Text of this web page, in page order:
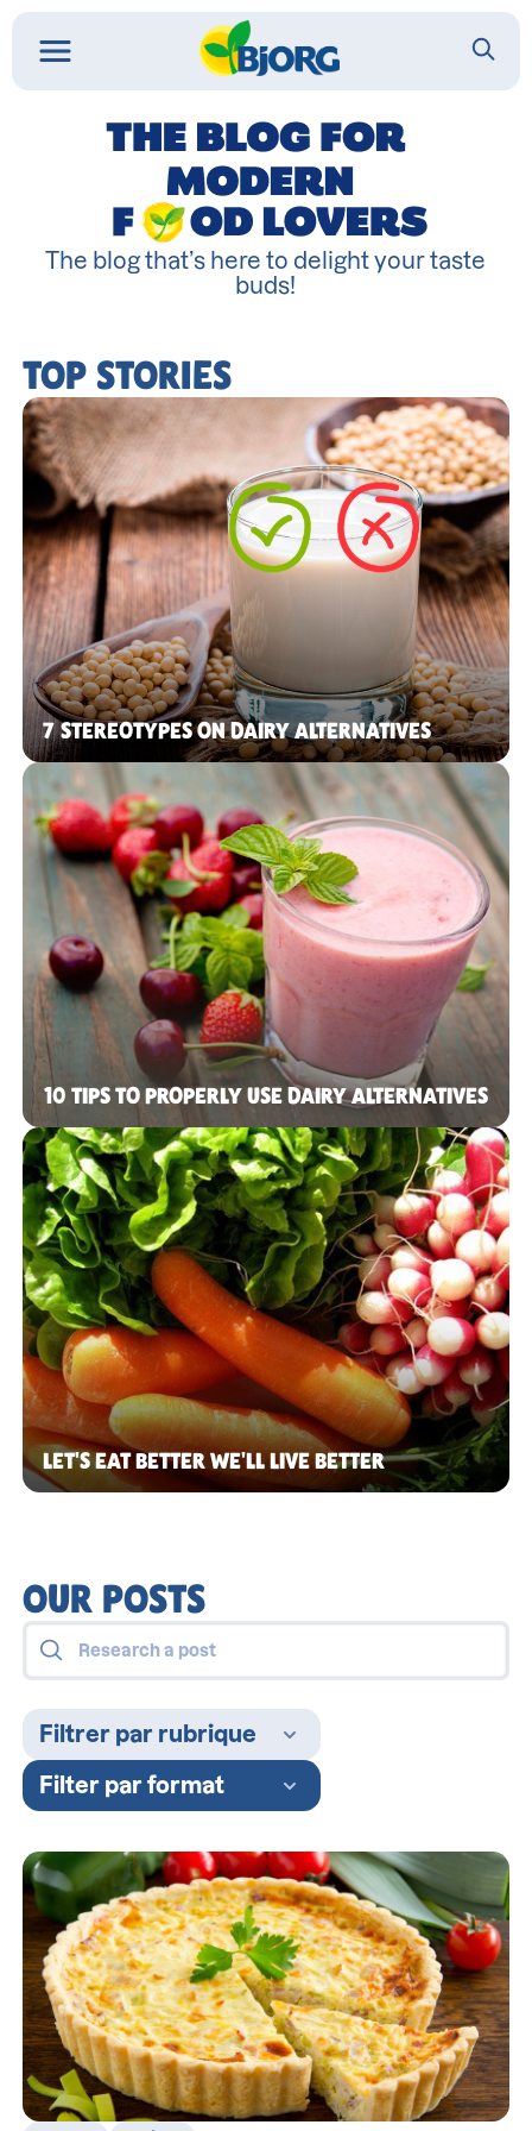
The blog that’s here to delight your taste
buds!
TOP STORIES
7 STEREOTYPES ON DAIRY ALTERNATIVES
10 TIPS TO PROPERLY USE DAIRY ALTERNATIVES
LET'S EAT BETTER WE'LL LIVE BETTER
OUR POSTS
Filtrer par rubrique
Filter par format